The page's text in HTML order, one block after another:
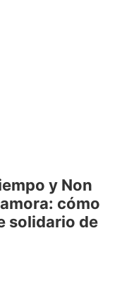
y Non
cómo
solidario de